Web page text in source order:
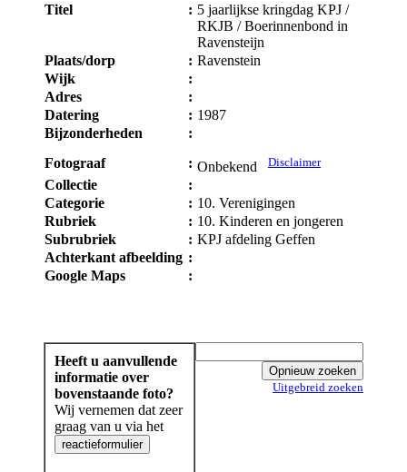
Titel
: 5 jaarlijkse kringdag KPJ /
RKJB / Boerinnenbond in
Ravensteijn
Plaats/dorp
: Ravenstein
Wijk
:
Adres
:
Datering
: 1987
Bijzonderheden
:
Fotograaf
: Onbekend Disclaimer
Collectie
:
Categorie
: 10. Verenigingen
Rubriek
: 10. Kinderen en jongeren
Subrubriek
: KPJ afdeling Geffen
Achterkant afbeelding :
Google Maps
:
Heeft u aanvullende
informatie over
bovenstaande foto?
Wij vernemen dat zeer
graag van u via het
Uitgebreid zoeken